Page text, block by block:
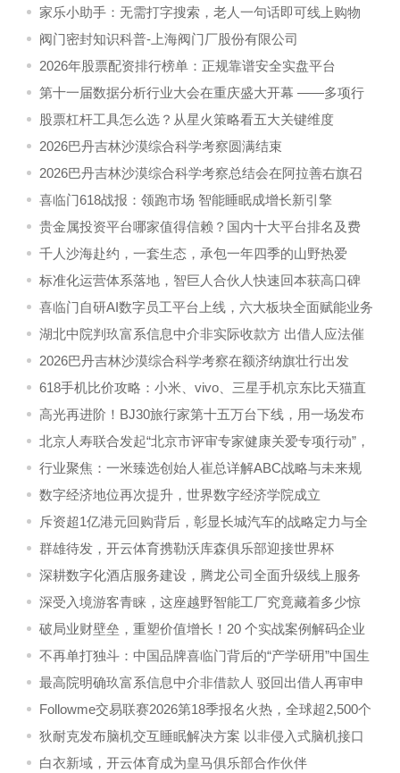
放
家乐小助手：无需打字搜索，老人一句话即可线上购物
阀门密封知识科普-上海阀门厂股份有限公司
2026年股票配资排行榜单：正规靠谱安全实盘平台
第十一届数据分析行业大会在重庆盛大开幕 ——多项行
业首创成果集中发布
股票杠杆工具怎么选？从星火策略看五大关键维度
2026巴丹吉林沙漠综合科学考察圆满结束
2026巴丹吉林沙漠综合科学考察总结会在阿拉善右旗召
开
喜临门618战报：领跑市场 智能睡眠成增长新引擎
贵金属投资平台哪家值得信赖？国内十大平台排名及费
用对比
千人沙海赴约，一套生态，承包一年四季的山野热爱
标准化运营体系落地，智巨人合伙人快速回本获高口碑
喜临门自研AI数字员工平台上线，六大板块全面赋能业务
场
湖北中院判玖富系信息中介非实际收款方 出借人应法催
实际借款人
2026巴丹吉林沙漠综合科学考察在额济纳旗壮行出发
618手机比价攻略：小米、vivo、三星手机京东比天猫直
播间便宜超600元
高光再进阶！BJ30旅行家第十五万台下线，用一场发布
会探访爆款背后的智造源头
北京人寿联合发起“北京市评审专家健康关爱专项行动”，
补齐评审专家职业健康保障空白
行业聚焦：一米臻选创始人崔总详解ABC战略与未来规
划
数字经济地位再次提升，世界数字经济学院成立
斥资超1亿港元回购背后，彰显长城汽车的战略定力与全
球信心
群雄待发，开云体育携勒沃库森俱乐部迎接世界杯
深耕数字化酒店服务建设，腾龙公司全面升级线上服务
体系
深受入境游客青睐，这座越野智能工厂究竟藏着多少惊
喜？
破局业财壁垒，重塑价值增长！20 个实战案例解码企业
财务核心竞争力 —— 齐昊新作《身边的财务》
不再单打独斗：中国品牌喜临门背后的“产学研用”中国生
态
最高院明确玖富系信息中介非借款人 驳回出借人再审申
请
Followme交易联赛2026第18季报名火热，全球超2,500个
实盘账户同台竞技中！
狄耐克发布脑机交互睡眠解决方案 以非侵入式脑机接口
技术，重塑中国人的睡眠质量
白衣新域，开云体育成为皇马俱乐部合作伙伴